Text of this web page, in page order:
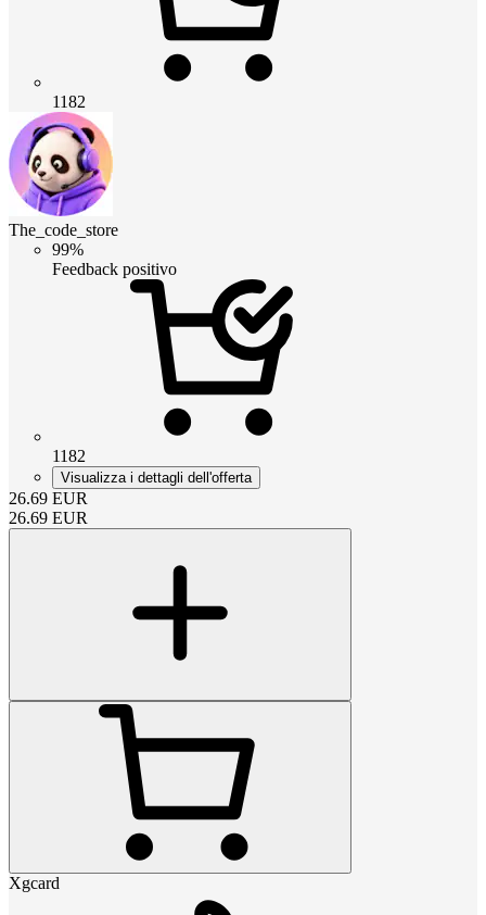
1182
The_code_store
99%
Feedback positivo
1182
Visualizza i dettagli dell'offerta
26.69 EUR
26.69 EUR
Xgcard